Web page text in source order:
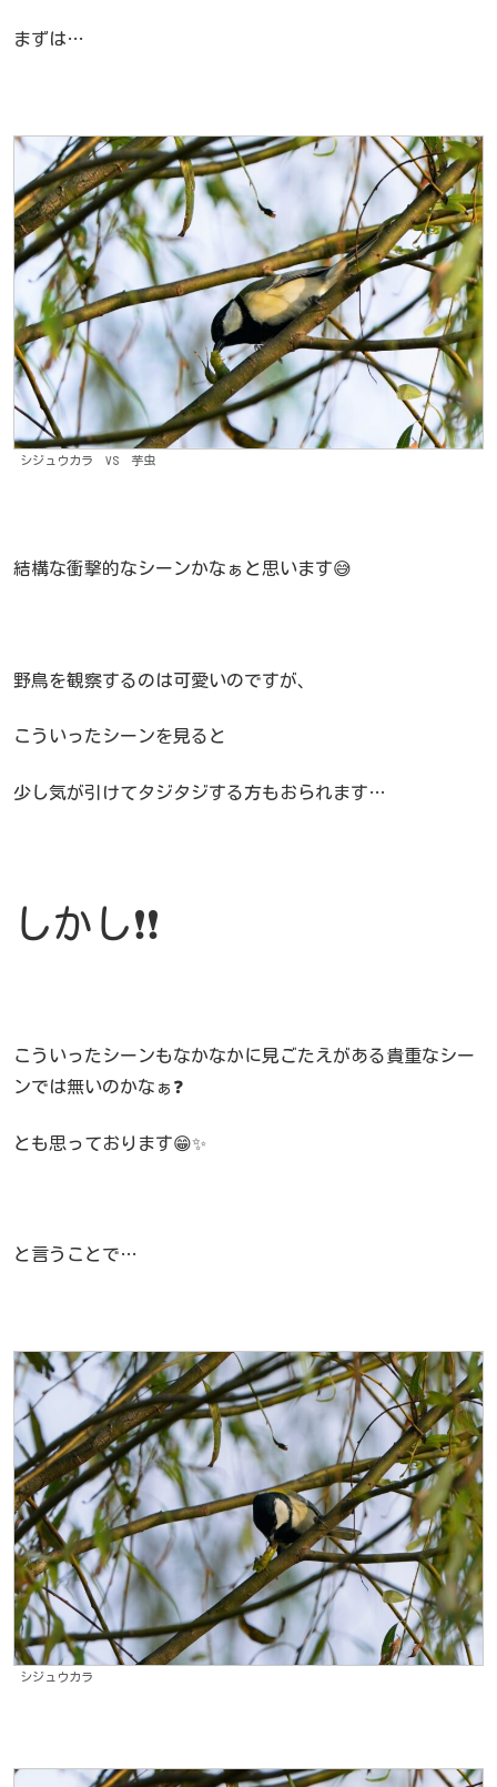
まずは…
シジュウカラ VS 芋虫
結構な衝撃的なシーンかなぁと思います😅
野鳥を観察するのは可愛いのですが、
こういったシーンを見ると
少し気が引けてタジタジする方もおられます…
しかし❗❗
こういったシーンもなかなかに見ごたえがある貴重なシー
ンでは無いのかなぁ❓
とも思っております😁✨
と言うことで…
シジュウカラ